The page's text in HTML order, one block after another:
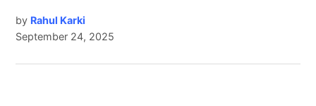
by Rahul Karki
September 24, 2025